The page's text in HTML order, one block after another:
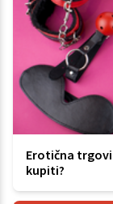
Erotična
kupiti?